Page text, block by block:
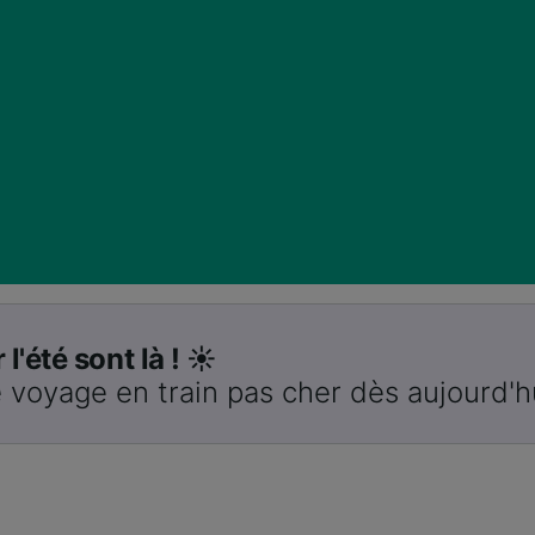
l'été sont là ! ☀️
voyage en train pas cher dès